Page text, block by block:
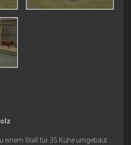
einem Stall für 35 Kühe umgebaut